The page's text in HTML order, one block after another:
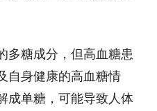
多糖成分，但高血糖患
自身健康的高血糖情
成单糖，可能导致人体